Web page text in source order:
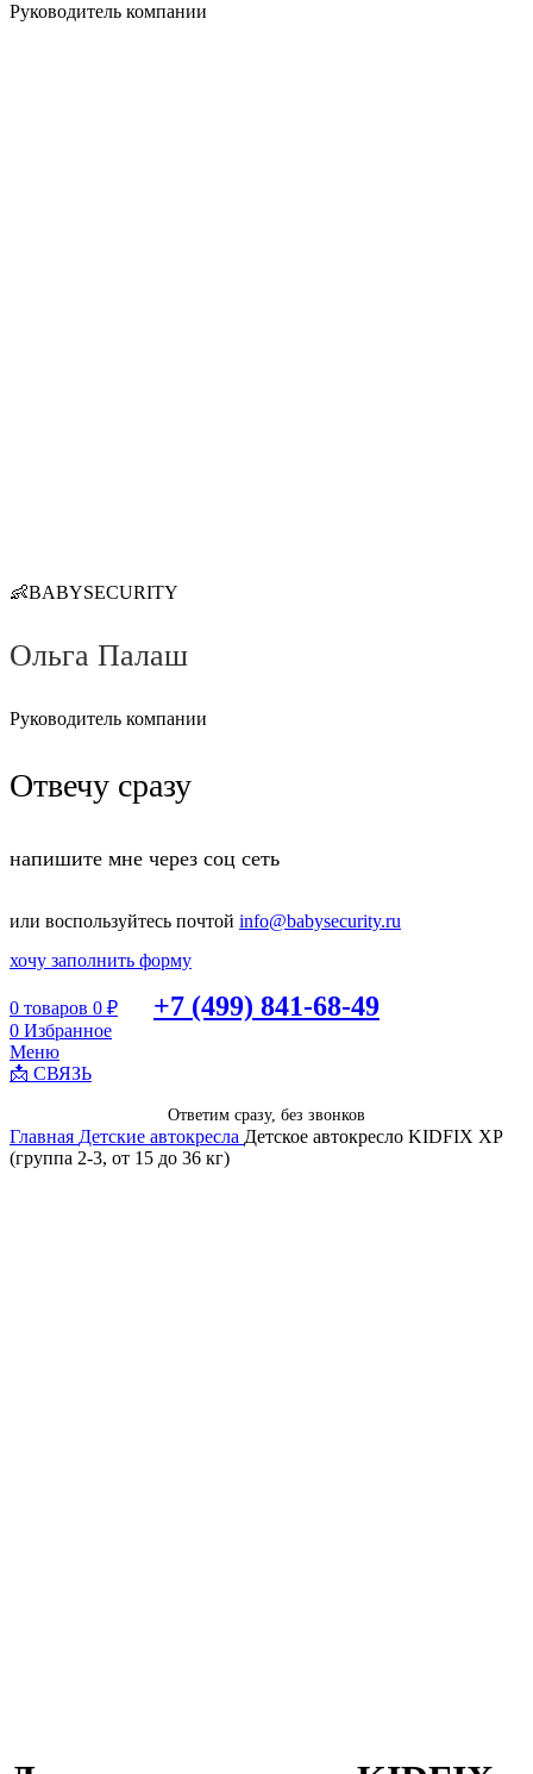
Руководитель компании
👶BABYSECURITY
Ольга Палаш
Руководитель компании
Отвечу сразу
напишите мне через соц сеть
или воспользуйтесь почтой info@babysecurity.ru
хочу заполнить форму
+7 (499) 841-68-49
0 товаров 0 ₽
0 Избранное
Меню
📩 СВЯЗЬ
Ответим сразу, без звонков
Главная Детские автокресла Детское автокресло KIDFIX XP
(группа 2-3, от 15 до 36 кг)